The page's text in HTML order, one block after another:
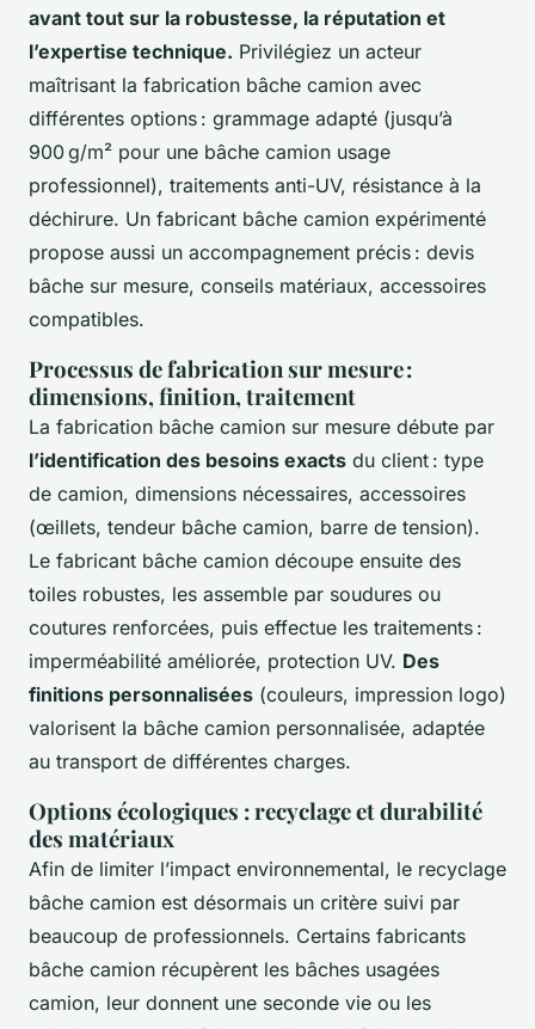
avant tout sur la robustesse, la réputation et
l’expertise technique. Privilégiez un acteur
maîtrisant la fabrication bâche camion avec
différentes options : grammage adapté (jusqu’à
900 g/m² pour une bâche camion usage
professionnel), traitements anti-UV, résistance à la
déchirure. Un fabricant bâche camion expérimenté
propose aussi un accompagnement précis : devis
bâche sur mesure, conseils matériaux, accessoires
compatibles.
Processus de fabrication sur mesure :
dimensions, finition, traitement
La fabrication bâche camion sur mesure débute par
l’identification des besoins exacts du client : type
de camion, dimensions nécessaires, accessoires
(œillets, tendeur bâche camion, barre de tension).
Le fabricant bâche camion découpe ensuite des
toiles robustes, les assemble par soudures ou
coutures renforcées, puis effectue les traitements :
imperméabilité améliorée, protection UV. Des
finitions personnalisées (couleurs, impression logo)
valorisent la bâche camion personnalisée, adaptée
au transport de différentes charges.
Options écologiques : recyclage et durabilité
des matériaux
Afin de limiter l’impact environnemental, le recyclage
bâche camion est désormais un critère suivi par
beaucoup de professionnels. Certains fabricants
bâche camion récupèrent les bâches usagées
camion, leur donnent une seconde vie ou les